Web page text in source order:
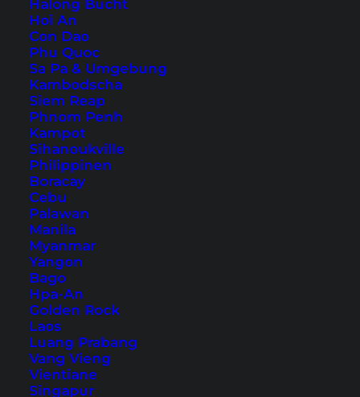
Halong Bucht
Hoi An
Con Dao
Phu Quoc
Sa Pa & Umgebung
Kambodscha
Siem Reap
Phnom Penh
Kampot
Sihanoukville
Philippinen
Boracay
Cebu
Palawan
Manila
Myanmar
Yangon
Bago
Hpa-An
Golden Rock
Laos
Luang Prabang
Vang Vieng
Vientiane
Singapur
Da Koh Samui natürlich
Sehenswürdigkeiten
Tag nicht alles sehen kannst, gibt es viele
verschiedene Routen für eine Rollertour. Hier
möchten wir dir
und abwechslungsreichen Rollertour mit auf
den Weg geben.
Grundsätzlich ist es sehr einfach auf Koh Samui
zu navigieren, da eine
komplett um die Insel herumführt. Du wirst dich
also nicht so einfach verfahren können und
kannst die Tour somit mehr genießen.
Übernachtung auf Koh Samui –
unser Hoteltipp